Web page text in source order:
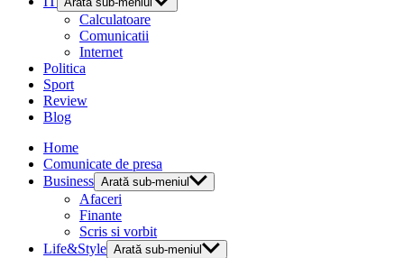
Calculatoare
Comunicatii
Internet
Politica
Sport
Review
Blog
Home
Comunicate de presa
Business Arată sub-meniul
Afaceri
Finante
Scris si vorbit
Life&Style Arată sub-meniul